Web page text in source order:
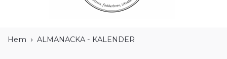
Hem ALMANACKA - KALENDER